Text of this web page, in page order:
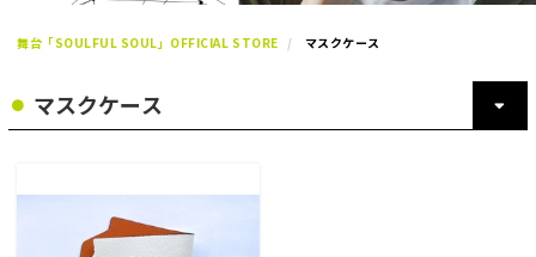
舞台「SOULFUL SOUL」OFFICIAL STORE マスクケース